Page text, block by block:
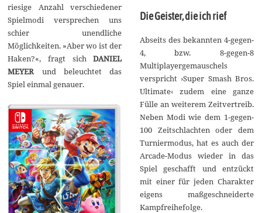
riesige Anzahl verschiedener
Spielmodi versprechen uns
schier unendliche
Möglichkeiten. »Aber wo ist der
Haken?«, fragt sichDANIEL
MEYER und beleuchtet das
Spiel einmal genauer.
Die Geister, die ich rief
Abseits des bekannten 4-gegen-
4, bzw. 8-gegen-8
Multiplayergemauschels
verspricht ›Super Smash Bros.
Ultimate‹ zudem eine ganze
Fülle an weiterem Zeitvertreib.
Neben Modi wie dem 1-gegen-
100 Zeitschlachten oder dem
Turniermodus, hat es auch der
Arcade-Modus wieder in das
Spiel geschafft und entzückt
mit einer für jeden Charakter
eigens maßgeschneiderte
Kampfreihefolge.